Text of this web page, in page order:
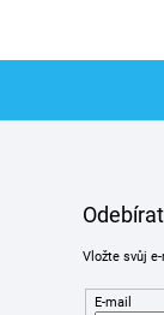
Vložte svůj
E-mail